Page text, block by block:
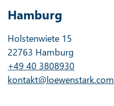
Hamburg
Holstenwiete 15
22763 Hamburg
+49 40 3808930
kontakt@loewenstark.com